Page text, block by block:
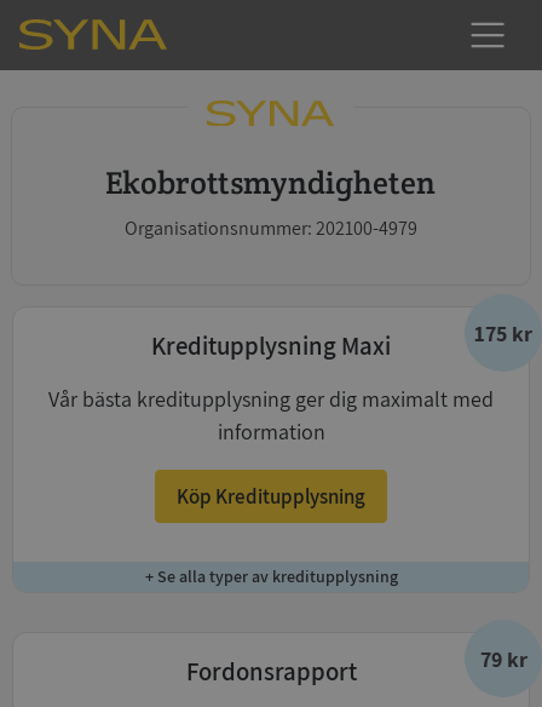
Ekobrottsmyndigheten
Organisationsnummer: 202100-4979
175 kr
Kreditupplysning Maxi
Vår bästa kreditupplysning ger dig maximalt med
information
Köp Kreditupplysning
+ Se alla typer av kreditupplysning
79 kr
Fordonsrapport